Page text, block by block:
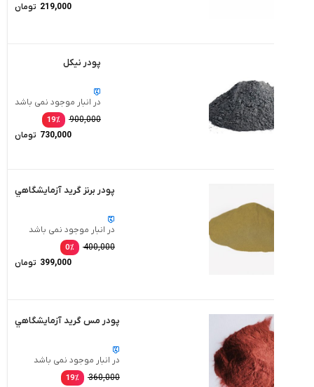
تومان
در انبار موجود نمی باشد
٪19
تومان
پودر برنز گريد آزمايشگاهي
در انبار موجود نمی باشد
٪0
تومان
پودر مس گريد آزمايشگاهي
در انبار موجود نمی باشد
٪19